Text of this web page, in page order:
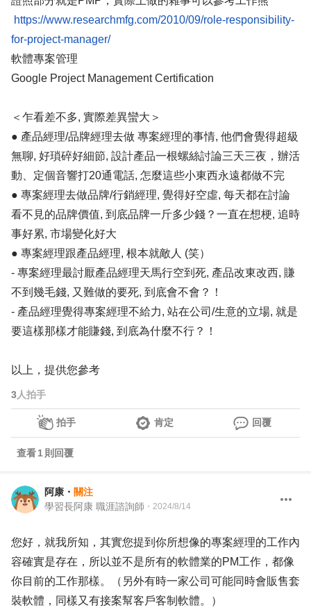
https://www.researchmfg.com/2010/09/role-responsibility-
for-project-manager/
軟體專案管理
Google Project Management Certification
＜乍看差不多, 實際差異蠻大＞
● 產品經理/品牌經理去做 專案經理的事情, 他們會覺得超級
無聊, 好瑣碎好細節, 設計產品一根螺絲討論三天三夜，辦活
動、定個音響打20通電話, 怎麼這些小東西永遠都做不完
● 專案經理去做品牌/行銷經理, 覺得好空虛, 每天都在討論
看不見的品牌價值, 到底品牌一斤多少錢？一直在想梗, 追時
事好累, 市場變化好大
● 專案經理跟產品經理, 根本就敵人 (笑）
- 專案經理最討厭產品經理天馬行空到死, 產品改東改西, 賺
不到幾毛錢, 又難做的要死, 到底會不會？！
- 產品經理覺得專案經理不給力, 站在公司/生意的立場, 就是
要這樣那樣才能賺錢, 到底為什麼不行？！
以上，提供您參考
3人拍手
拍手 肯定 回覆
查看1 則回覆
阿康 ・ 關注
學習長阿康 職涯諮詢師 ・ 2024/8/14
您好，就我所知，其實您提到你所想像的專案經理的工作內
容確實是存在，所以並不是所有的軟體業的PM工作，都像
你目前的工作那樣。（另外有時一家公司可能同時會販售套
裝軟體，同樣又有接案幫客戶客制軟體。）